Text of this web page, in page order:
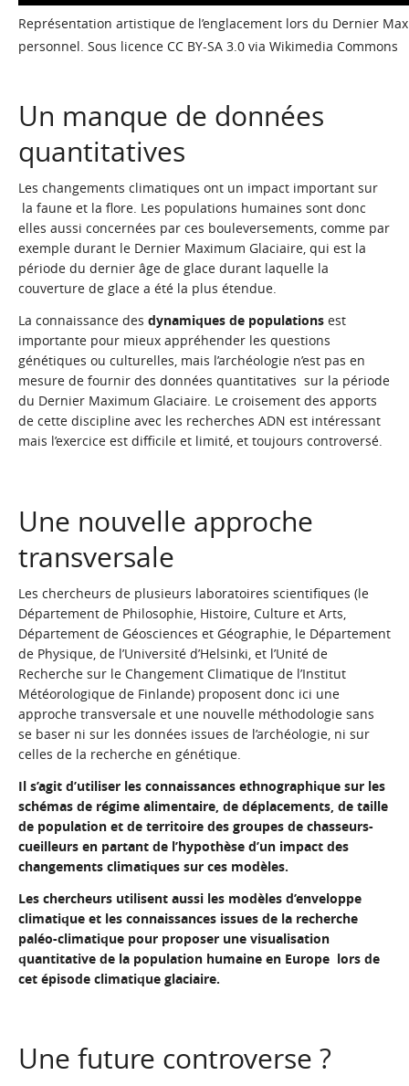
Représentation artistique de l’englacement lors du Dernier
personnel. Sous licence CC BY-SA 3.0 via Wikimedia Commons
Un manque de données
quantitatives
Les changements climatiques ont un impact important sur
la faune et la flore. Les populations humaines sont donc
elles aussi concernées par ces bouleversements, comme par
exemple durant le Dernier Maximum Glaciaire, qui est la
période du dernier âge de glace durant laquelle la
couverture de glace a été la plus étendue.
La connaissance des dynamiques de populations est
importante pour mieux appréhender les questions
génétiques ou culturelles, mais l’archéologie n’est pas en
mesure de fournir des données quantitatives sur la période
du Dernier Maximum Glaciaire. Le croisement des apports
de cette discipline avec les recherches ADN est intéressant
mais l’exercice est difficile et limité, et toujours controversé.
Une nouvelle approche
transversale
Les chercheurs de plusieurs laboratoires scientifiques (le
Département de Philosophie, Histoire, Culture et Arts,
Département de Géosciences et Géographie, le Département
de Physique, de l’Université d’Helsinki, et l’Unité de
Recherche sur le Changement Climatique de l’Institut
Météorologique de Finlande) proposent donc ici une
approche transversale et une nouvelle méthodologie sans
se baser ni sur les données issues de l’archéologie, ni sur
celles de la recherche en génétique.
Il s’agit d’utiliser les connaissances ethnographique sur les
schémas de régime alimentaire, de déplacements, de taille
de population et de territoire des groupes de chasseurs-
cueilleurs en partant de l’hypothèse d’un impact des
changements climatiques sur ces modèles.
Les chercheurs utilisent aussi les modèles d’enveloppe
climatique et les connaissances issues de la recherche
paléo-climatique pour proposer une visualisation
quantitative de la population humaine en Europe lors de
cet épisode climatique glaciaire.
Une future controverse ?